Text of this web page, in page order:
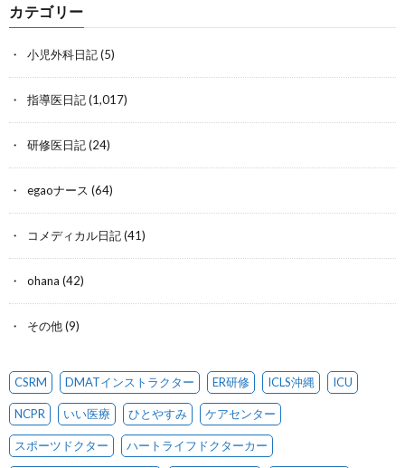
カテゴリー
小児外科日記(5)
指導医日記(1,017)
研修医日記(24)
egaoナース (64)
コメディカル日記(41)
ohana (42)
その他(9)
CSRM DMATインストラクター ER研修 ICLS沖縄 ICU
NCPR いい医療 ひとやすみ ケアセンター
スポーツドクター ハートライフドクターカー